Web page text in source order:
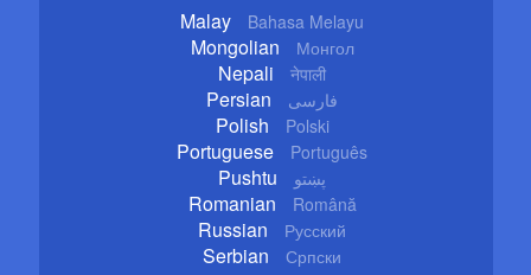
Malay Bahasa Melayu
Mongolian Монгол
Nepali नेपाली
Persian فارسی
Polish Polski
Portuguese Português
Pushtu پښتو
Romanian Română
Russian Русский
Serbian Српски